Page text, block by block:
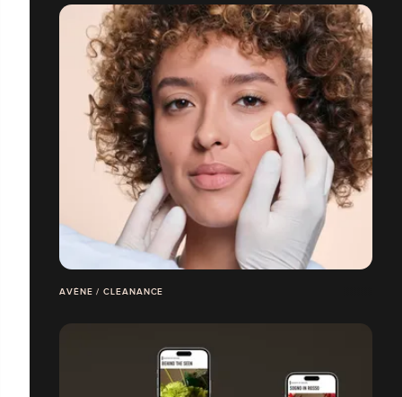
AVÈNE / CLEANANCE